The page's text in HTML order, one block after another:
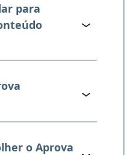
para
o Aprova